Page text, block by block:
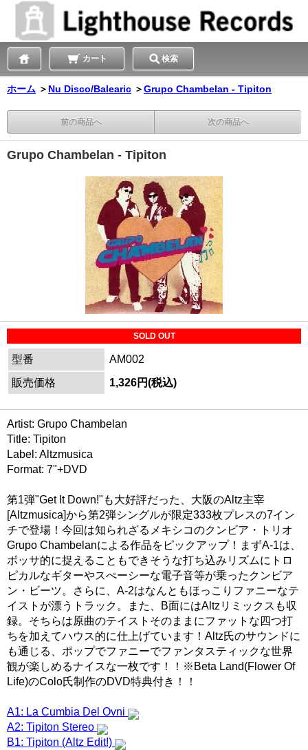
カート 検索
ホーム ＞ Nu Disco/Balearic ＞Grupo Chambelan - Tipiton
前の商品へ 次の商品へ
Grupo Chambelan - Tipiton
SOLD OUT
型番
AM002
販売価格
1,326円(税込)
Artist: Grupo Chambelan
Title: Tipiton
Label: Altzmusica
Format: 7"+DVD
第1弾"Get It Down!"も大好評だった、大阪のAltz主宰
[Altzmusica]から第2弾シングルが限定333枚プレスの7イン
チで登場！今回は知られざるメキシコのクンビア・トリオ
Grupo Chambelanによる作品をピックアップ！まずA-1は、
ボッサ的に捉えることもできそうな打ち込みリズムにトロ
ピカルなギターやスぺーシーな電子音等が乗ったクンビア
ン・ビーツ。さらに、A-2はなんともほっこりファニーなテ
イストが漂うトラック。また、B面にはAltzリミックスも収
録。そちらは原曲のテイストそのままにファットな四つ打
ちを加えてハウス的に仕上げています！Altz氏のサウンドに
も通じる、ポップでファニーでファンタスティックな世界
観が楽しめるナイスな一枚です！！※Beta Land(Flower Of
Life)のColo氏制作のDVD特典付き！！
A1: La Cumbia Del Ovni
A2: Tipiton Stereo
B1: Tipiton (Altz Edit!)